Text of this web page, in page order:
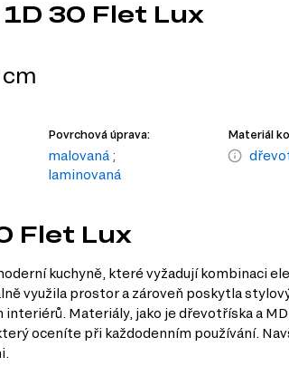
30 Flet Lux
Povrchová úprava:
malovaná ;
laminovaná
Materiál
Flet Lux
kuchyně, které vyžadují kombinaci
využila prostor a zároveň poskytla
Materiály, jako je dřevotříska a
oceníte při každodenním používání.